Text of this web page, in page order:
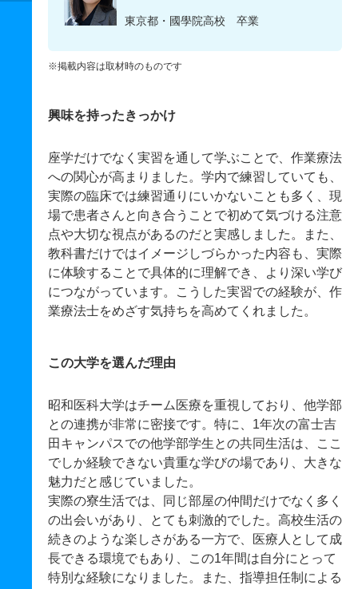
東京都・國學院高校 卒業
※掲載内容は取材時のものです
興味を持ったきっかけ
座学だけでなく実習を通して学ぶことで、作業療法
への関心が高まりました。学内で練習していても、
実際の臨床では練習通りにいかないことも多く、現
場で患者さんと向き合うことで初めて気づける注意
点や大切な視点があるのだと実感しました。また、
教科書だけではイメージしづらかった内容も、実際
に体験することで具体的に理解でき、より深い学び
につながっています。こうした実習での経験が、作
業療法士をめざす気持ちを高めてくれました。
この大学を選んだ理由
昭和医科大学はチーム医療を重視しており、他学部
との連携が非常に密接です。特に、1年次の富士吉
田キャンパスでの他学部学生との共同生活は、ここ
でしか経験できない貴重な学びの場であり、大きな
魅力だと感じていました。
実際の寮生活では、同じ部屋の仲間だけでなく多く
の出会いがあり、とても刺激的でした。高校生活の
続きのような楽しさがある一方で、医療人として成
長できる環境でもあり、この1年間は自分にとって
特別な経験になりました。また、指導担任制による